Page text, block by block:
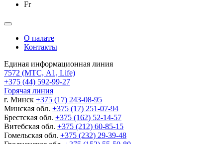
Fr
О палате
Контакты
Единая информационная линия
7572 (МТС, A1, Life)
+375 (44) 592-99-27
Горячая линия
г. Минск +375 (17) 243-08-95
Минская обл. +375 (17) 251-07-94
Брестская обл. +375 (162) 52-14-57
Витебская обл. +375 (212) 60-85-15
Гомельская обл. +375 (232) 29-39-48